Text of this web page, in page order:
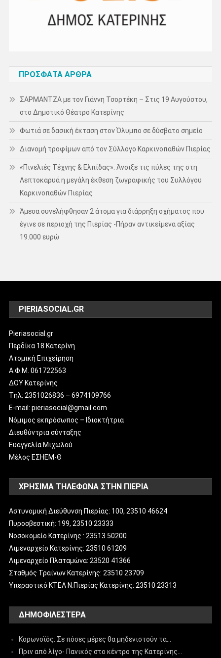
ΠΡΌΣΦΑΤΑ ΆΡΘΡΑ
ΣΑΡΜΑΝΤΖΑ με τον Γιάννη Τσορτέκη – Στις 19 Αυγούστου,
στο Δημοτικό Θέατρο Κατερίνης
Φωτιά σε δασική έκταση στον Όλυμπο σε δύσβατο σημείο
Διανομή τροφίμων από τον Σύλλογο Καρκινοπαθών Πιερίας
«Πινελιές Τέχνης & Ελπίδας»: Άνοιξε τις πύλες της στη
Λεπτοκαρυά η μεγάλη έκθεση ζωγραφικής του Συλλόγου
Καρκινοπαθών Πιερίας
Άμεσα συνελήφθησαν 2 άτομα για διάρρηξη οχήματος που
έγινε σε περιοχή της Πιερίας -Πήραν αντικείμενα αξίας
19.000 ευρώ
PIERIASOCIAL.GR
Pieriasocial.gr
Περδίκα 18 Κατερίνη
Ατομική Επιχείρηση
Α.Φ.Μ. 061722563
ΔΟΥ Κατερίνης
Tηλ: 2351026836 – 6974109766
E-mail: pieriasocial@gmail.com
Νόμιμος εκπρόσωπος – Ιδιοκτήτρια
Διευθύντρια σύνταξης
Ευαγγελία Μιχωλού
Μέλος ΕΣΗΕΜ-Θ
ΧΡΗΣΙΜΑ ΤΗΛΕΦΩΝΑ ΣΤΗΝ ΠΙΕΡΙΑ
Αστυνομική Διεύθυνση Πιερίας: 100, 23510 46624
Πυροσβεστική: 199, 23510 23333
Νοσοκομείο Κατερίνης : 23513 50200
Λιμεναρχείο Κατερίνης: 23510 61209
Λιμεναρχείο Πλαταμώνα: 23520 41366
Σταθμός Τραίνων Κατερίνης: 23510 23709
Υπεραστικό ΚΤΕΛ Ν.Πιερίας Κατερίνης: 23510 23313
ΔΗΜΟΦΙΛΈΣΤΕΡΑ
Κορωνοϊός: Σε πόσες μέρες θα μηδενιστούν τα…
Πριν από λίγο- Πανικός στο κέντρο της Κατερίνης…